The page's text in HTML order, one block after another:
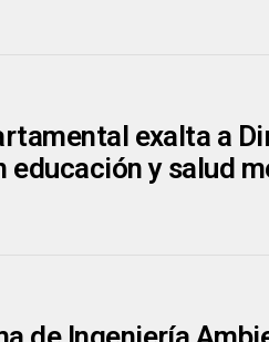
exalta a
educación y salud